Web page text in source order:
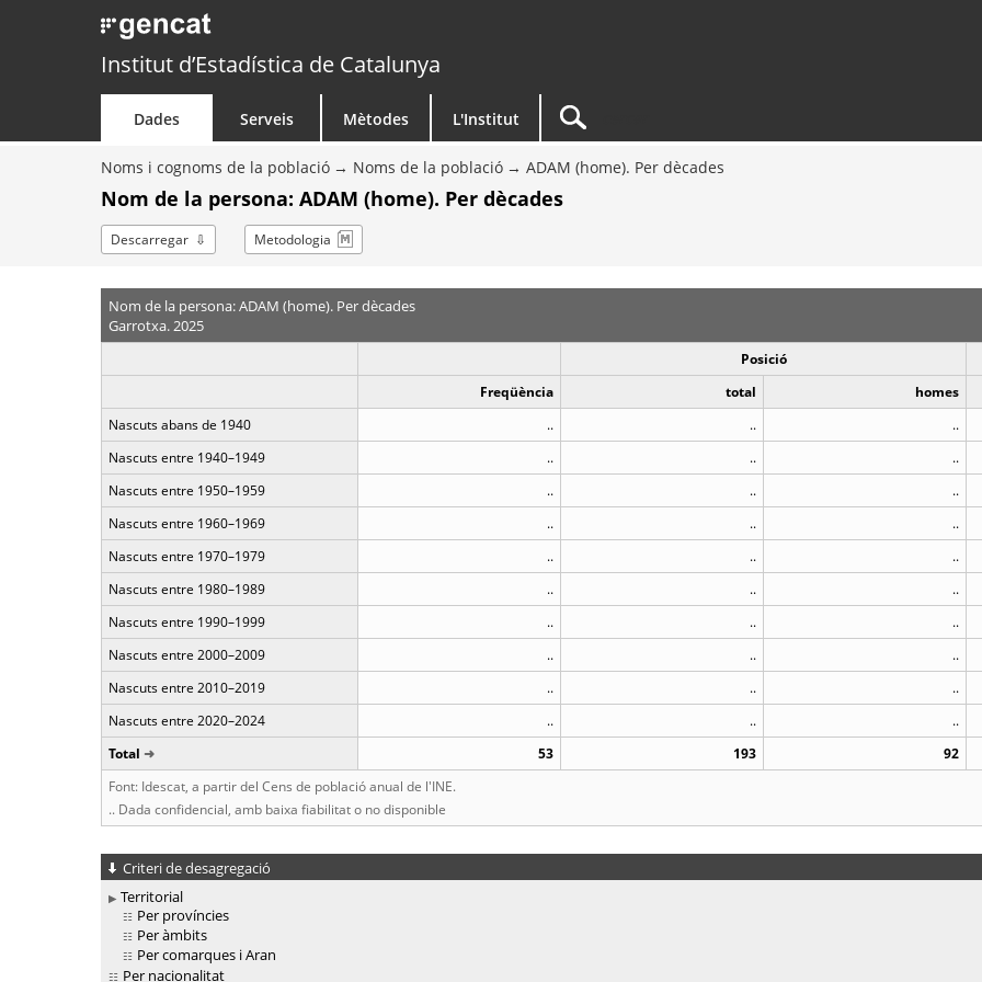
Institut d’Estadística de Catalunya
Dades Serveis Mètodes L'Institut
Noms i cognoms de la població Noms de la població ADAM (home). Per dècades
Nom de la persona: ADAM (home). Per dècades
Descarregar Metodologia
Nom de la persona: ADAM (home). Per dècades
Garrotxa. 2025
Posició
Freqüència
total homes
Nascuts abans de 1940
.. .. ..
Nascuts entre 1940–1949
.. .. ..
Nascuts entre 1950–1959
.. .. ..
Nascuts entre 1960–1969
.. .. ..
Nascuts entre 1970–1979
.. .. ..
Nascuts entre 1980–1989
.. .. ..
Nascuts entre 1990–1999
.. .. ..
Nascuts entre 2000–2009
.. .. ..
Nascuts entre 2010–2019
.. .. ..
Nascuts entre 2020–2024
.. .. ..
Total
53 193 92
Font: Idescat, a partir del Cens de població anual de l'INE.
.. Dada confidencial, amb baixa fiabilitat o no disponible
Criteri de desagregació
Territorial
Per províncies
Per àmbits
Per comarques i Aran
Per nacionalitat